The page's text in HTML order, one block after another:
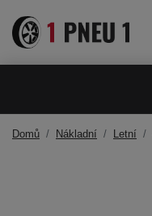
Domů Nákladní Letní